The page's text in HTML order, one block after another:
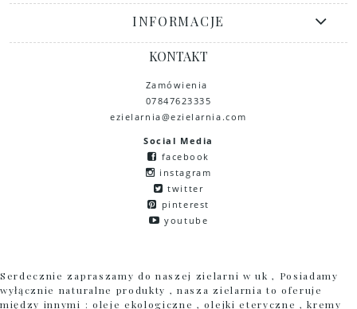
INFORMACJE
KONTAKT
Zamówienia
07847623335
ezielarnia@ezielarnia.com
Social Media
facebook
instagram
twitter
pinterest
youtube
Serdecznie zapraszamy do naszej zielarni w uk , Posiadamy
wyłącznie naturalne produkty , nasza zielarnia to oferuje
między innymi : oleje ekologiczne , olejki eteryczne , kremy